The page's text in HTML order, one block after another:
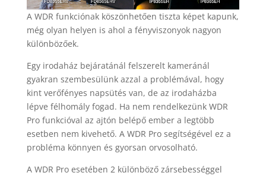
A WDR funkciónak köszönhetően tiszta képet kapunk,
még olyan helyen is ahol a fényviszonyok nagyon
különbözőek.
Egy irodaház bejáratánál felszerelt kameránál
gyakran szembesülünk azzal a problémával, hogy
kint verőfényes napsütés van, de az irodaházba
lépve félhomály fogad. Ha nem rendelkezünk WDR
Pro funkcióval az ajtón belépő ember a legtöbb
esetben nem kivehető. A WDR Pro segítségével ez a
probléma könnyen és gyorsan orvosolható.
A WDR Pro esetében 2 különböző zársebességgel